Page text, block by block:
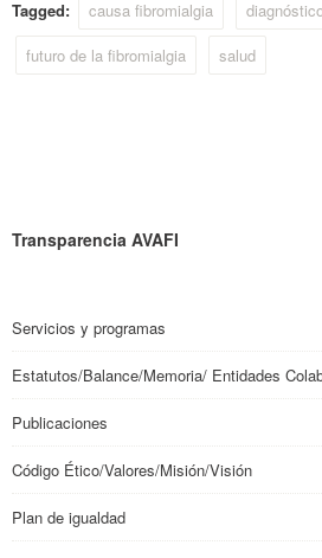
Tagged: causa fibromialgia
futuro de la fibromialgia
salud
Transparencia AVAFI
Servicios y programas
Estatutos/Balance/Memoria/ Entidades
Publicaciones
Código Ético/Valores/Misión/Visión
Plan de igualdad